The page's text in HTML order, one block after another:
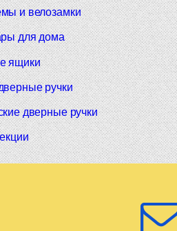
и велозамки
для дома
ящики
ручки
дверные ручки